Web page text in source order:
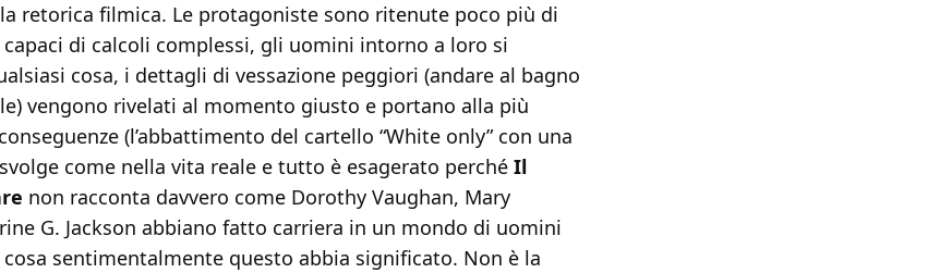
retorica filmica. Le protagoniste sono ritenute poco più di
di calcoli complessi, gli uomini intorno a loro si
cosa, i dettagli di vessazione peggiori (andare al bagno
vengono rivelati al momento giusto e portano alla più
(l’abbattimento del cartello “White only” con una
come nella vita reale e tutto è esagerato perché Il
non racconta davvero come Dorothy Vaughan, Mary
G. Jackson abbiano fatto carriera in un mondo di uomini
sentimentalmente questo abbia significato. Non è la